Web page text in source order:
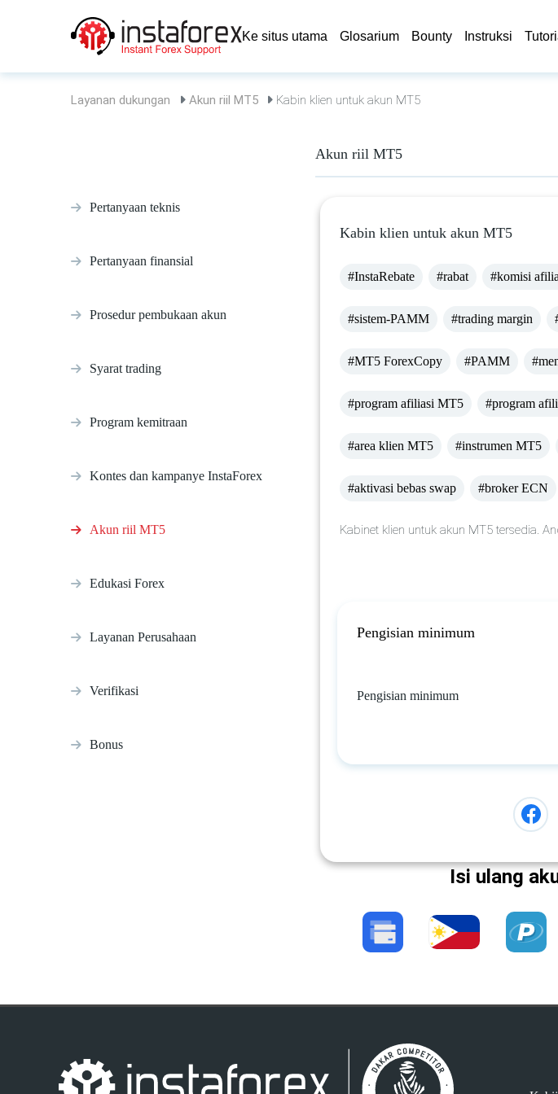
Ke situs utama Glosarium Bounty Instruksi
Layanan dukungan Akun riil MT5 Kabin klien untuk akun MT5
Pertanyaan teknis
Pertanyaan finansial
Prosedur pembukaan akun
Syarat trading
Program kemitraan
Kontes dan kampanye InstaForex
Akun riil MT5
Edukasi Forex
Layanan Perusahaan
Verifikasi
Bonus
Akun riil MT5
Kabin klien untuk akun MT5
#InstaRebate #rabat #komisi
#sistem-PAMM #trading margin
#MT5 ForexCopy #PAMM
#program afiliasi MT5 #program
#area klien MT5 #instrumen MT5
#aktivasi bebas swap #broker ECN
Kabinet klien untuk akun MT5 tersedia.
Pengisian minimum
Pengisian minimum
Isi ulang